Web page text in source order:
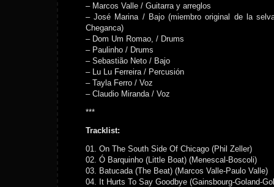
– Marcos Valle / Guitarra y arreglos
– José Marina / Bajo (miembro original de la
Cheganca)
– Dom Um Romao, / Drums
– Paulinho / Drums
– Sebastião Neto / Bajo
– Lu Lu Ferreira / Percusión
– Tayla Ferro / Voz
– Claudio Miranda / Voz
***
Tracklist:
01. On The South Side Of Chicago (Phil Zeller)
02. Ó Barquinho (Little Boat) (Menescal-Boscoli)
03. Batucada (The Beat) (Marcos Valle-Paulo Valle)
04. It Hurts To Say Goodbye (Gainsbourg-Goland-